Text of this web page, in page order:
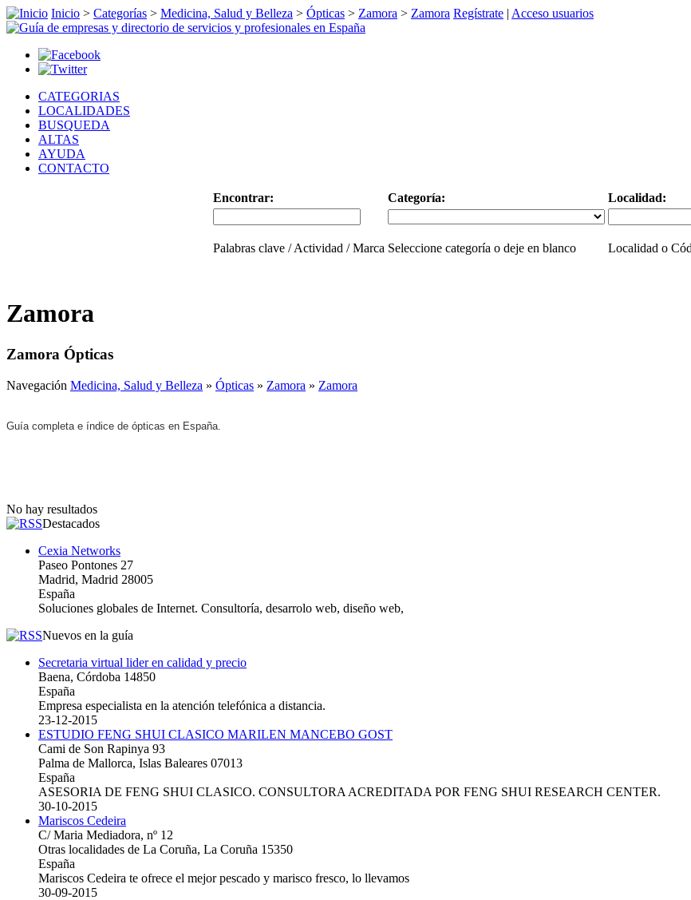
Inicio > Categorías > Medicina, Salud y Belleza > Ópticas > Zamora > Zamora Regístrate | Acceso usuarios
CATEGORIAS
LOCALIDADES
BUSQUEDA
ALTAS
AYUDA
CONTACTO
Encontrar: Categoría: Localidad:
Palabras clave / Actividad / Marca Seleccione categoría o deje en blanco Localidad o
Zamora
Zamora Ópticas
Navegación Medicina, Salud y Belleza » Ópticas » Zamora » Zamora
Guía completa e índice de ópticas en España.
No hay resultados
Destacados
Cexia Networks
Paseo Pontones 27
Madrid, Madrid 28005
España
Soluciones globales de Internet. Consultoría, desarrolo web, diseño web,
Nuevos en la guía
Secretaria virtual lider en calidad y precio
Baena, Córdoba 14850
España
Empresa especialista en la atención telefónica a distancia.
23-12-2015
ESTUDIO FENG SHUI CLASICO MARILEN MANCEBO GOST
Cami de Son Rapinya 93
Palma de Mallorca, Islas Baleares 07013
España
ASESORIA DE FENG SHUI CLASICO. CONSULTORA ACREDITADA POR FENG SHUI RESEARCH CENTER.
30-10-2015
Mariscos Cedeira
C/ Maria Mediadora, nº 12
Otras localidades de La Coruña, La Coruña 15350
España
Mariscos Cedeira te ofrece el mejor pescado y marisco fresco, lo llevamos
30-09-2015